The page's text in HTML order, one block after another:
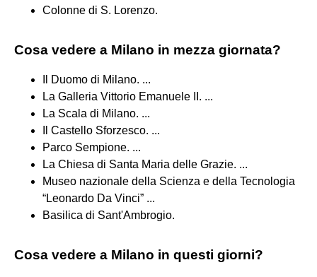
Colonne di S. Lorenzo.
Cosa vedere a Milano in mezza giornata?
Il Duomo di Milano. ...
La Galleria Vittorio Emanuele II. ...
La Scala di Milano. ...
Il Castello Sforzesco. ...
Parco Sempione. ...
La Chiesa di Santa Maria delle Grazie. ...
Museo nazionale della Scienza e della Tecnologia
“Leonardo Da Vinci” ...
Basilica di Sant'Ambrogio.
Cosa vedere a Milano in questi giorni?